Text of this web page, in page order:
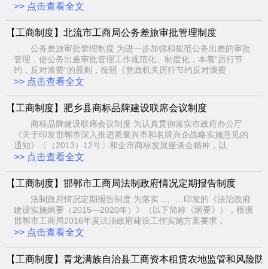
>> 点击查看全文
【工商制度】北流市工商局公务差旅审批管理制度
公务差旅审批管理制度 为进一步加强和规范公务出差的审批
管理，使公务出差审批管理工作规范化、制度化，本着“厉行节
约，反对浪费”的原则，按照《党政机关厉行节约反对浪费
>> 点击查看全文
【工商制度】肥乡县商标品牌建设联席会议制度
商标品牌建设联席会议制度 为认真贯彻落实市政府办公厅
《关于印发邯郸市深入推进质量兴市和名牌兴企战略实施意见的
通知》〔（2013）12号〕和全市商标发展座谈会精神，以
>> 点击查看全文
【工商制度】邯郸市工商局法制政府情况定期报告制度
法制政府情况定期报告制度 为落实…、…印发的《法治政府
建设实施纲要（2015—2020年）》（以下简称《纲要》），根据
邯郸市工商局2016年度法治政府建设工作实施方案要求，
>> 点击查看全文
【工商制度】青龙满族自治县工商资本租赁农地监管和风险防